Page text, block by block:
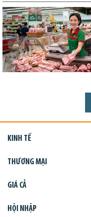
KINH TẾ
THƯƠNG MẠI
GIÁ CẢ
HỘI NHẬP